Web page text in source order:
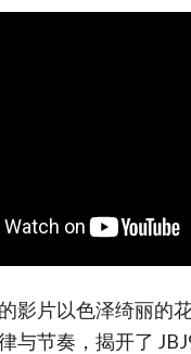
影片以色泽绮丽的
与节奏，揭开了